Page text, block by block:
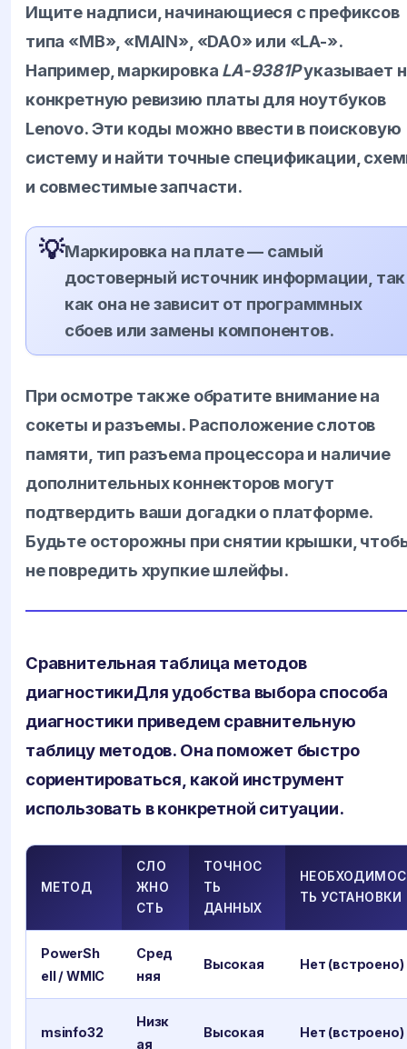
Ищите надписи, начинающиеся с префиксов
типа «MB», «MAIN», «DA0» или «LA-».
Например, маркировка LA-9381Pуказывает
конкретную ревизию платы для ноутбуков
Lenovo. Эти коды можно ввести в поисковую
систему и найти точные спецификации,
и совместимые запчасти.
💡Маркировка на плате — самый
достоверный источник информации, так
как она не зависит от программных
сбоев или замены компонентов.
При осмотре также обратите внимание на
сокеты и разъемы. Расположение слотов
памяти, тип разъема процессора и наличие
дополнительных коннекторов могут
подтвердить ваши догадки о платформе.
Будьте осторожны при снятии крышки,
не повредить хрупкие шлейфы.
Сравнительная таблица методов
диагностикиДля удобства выбора способа
диагностики приведем сравнительную
таблицу методов. Она поможет быстро
сориентироваться, какой инструмент
использовать в конкретной ситуации.
МЕТОД
СЛО
ЖНО
СТЬ
ТОЧНОС
ТЬ
ДАННЫХ
НЕОБХОДИМОС
ТЬ УСТАНОВКИ
PowerSh
ell / WMIC
Сред
няя
Высокая Нет (встроено)
msinfo32
Низк
ая
Высокая Нет (встроено)